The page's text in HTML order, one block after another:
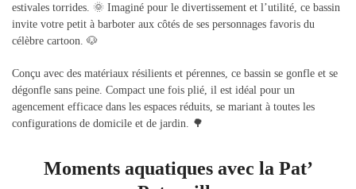
estivales torrides. 🌞 Imaginé pour le divertissement et l’utilité, ce bassin
invite votre petit à barboter aux côtés de ses personnages favoris du
célèbre cartoon. 🐶
Conçu avec des matériaux résilients et pérennes, ce bassin se gonfle et se
dégonfle sans peine. Compact une fois plié, il est idéal pour un
agencement efficace dans les espaces réduits, se mariant à toutes les
configurations de domicile et de jardin. 🌳
Moments aquatiques avec la Pat’